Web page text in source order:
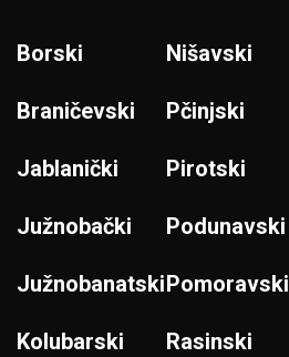
Borski
Braničevski
Jablanički
Južnobački
Južnobanatski
Kolubarski
Nišavski
Pčinjski
Pirotski
Podunavski
Pomoravski
Rasinski